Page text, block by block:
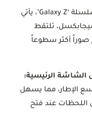
لأول مرة في سلسلة ‘Galaxy Z’، يأتي
بكاميرا واسعة بدقة 200 ميجابكسل، تلتقط
صوراً أكثر سطوعاً
الشاشة الرئيسية:
(100 درجة) توسع الإطار، مما يسهل
اللحظات عند فتح